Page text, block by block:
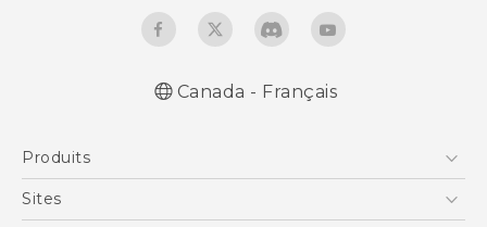
Canada - Français
Produits
5G
Sites